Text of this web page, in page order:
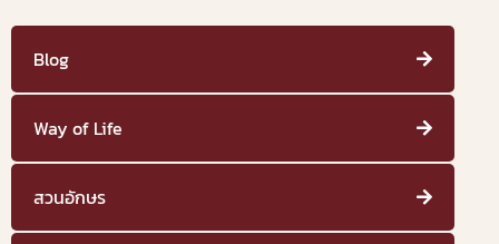
Blog
Way of Life
สวนอักษร